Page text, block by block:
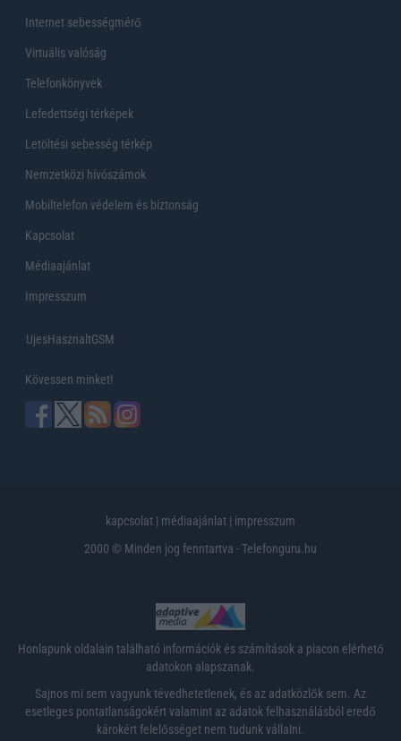
Internet sebességmérő
Virtuális valóság
Telefonkönyvek
Lefedettségi térképek
Letöltési sebesség térkép
Nemzetközi hívószámok
Mobiltelefon védelem és biztonság
Kapcsolat
Médiaajánlat
Impresszum
UjesHasznaltGSM
Kövessen minket!
kapcsolat | médiaajánlat | impresszum
2000 © Minden jog fenntartva - Telefonguru.hu
Honlapunk oldalain található információk és számítások a piacon elérhető
adatokon alapszanak.
Sajnos mi sem vagyunk tévedhetetlenek, és az adatközlők sem. Az
esetleges pontatlanságokért valamint az adatok felhasználásból eredő
károkért felelősséget nem tudunk vállalni.